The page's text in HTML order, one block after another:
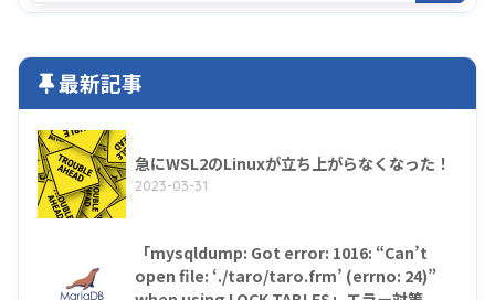
最新記事
急にWSL2のLinuxが立ち上がらなくなった！
2023-03-31
「mysqldump: Got error: 1016: “Can’t
open file: ‘./taro/taro.frm’ (errno: 24)”